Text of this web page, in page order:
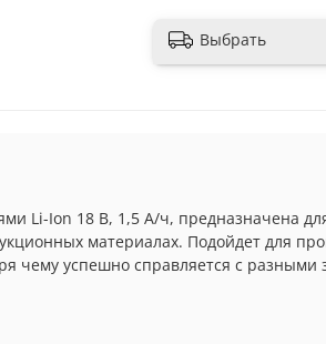
Выбрать
Li-Ion 18 В, 1,5 А/ч, предназначена
материалах. Подойдет для
чему успешно справляется с разными